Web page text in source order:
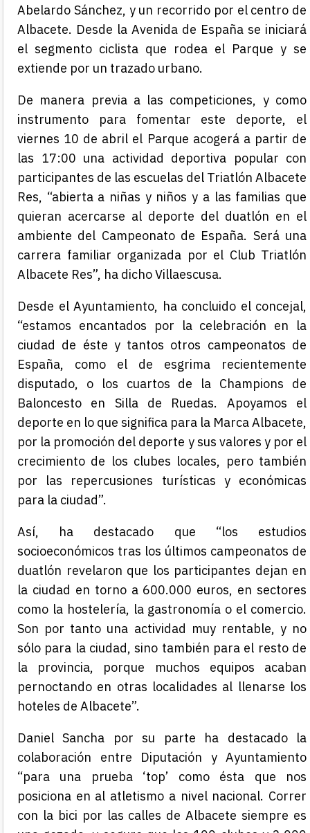
Abelardo Sánchez, y un recorrido por el centro de
Albacete. Desde la Avenida de España se iniciará
el segmento ciclista que rodea el Parque y se
extiende por un trazado urbano.
De manera previa a las competiciones, y como
instrumento para fomentar este deporte, el
viernes 10 de abril el Parque acogerá a partir de
las 17:00 una actividad deportiva popular con
participantes de las escuelas del Triatlón Albacete
Res, “abierta a niñas y niños y a las familias que
quieran acercarse al deporte del duatlón en el
ambiente del Campeonato de España. Será una
carrera familiar organizada por el Club Triatlón
Albacete Res”, ha dicho Villaescusa.
Desde el Ayuntamiento, ha concluido el concejal,
“estamos encantados por la celebración en la
ciudad de éste y tantos otros campeonatos de
España, como el de esgrima recientemente
disputado, o los cuartos de la Champions de
Baloncesto en Silla de Ruedas. Apoyamos el
deporte en lo que significa para la Marca Albacete,
por la promoción del deporte y sus valores y por el
crecimiento de los clubes locales, pero también
por las repercusiones turísticas y económicas
para la ciudad”.
Así, ha destacado que “los estudios
socioeconómicos tras los últimos campeonatos de
duatlón revelaron que los participantes dejan en
la ciudad en torno a 600.000 euros, en sectores
como la hostelería, la gastronomía o el comercio.
Son por tanto una actividad muy rentable, y no
sólo para la ciudad, sino también para el resto de
la provincia, porque muchos equipos acaban
pernoctando en otras localidades al llenarse los
hoteles de Albacete”.
Daniel Sancha por su parte ha destacado la
colaboración entre Diputación y Ayuntamiento
“para una prueba ‘top’ como ésta que nos
posiciona en al atletismo a nivel nacional. Correr
con la bici por las calles de Albacete siempre es